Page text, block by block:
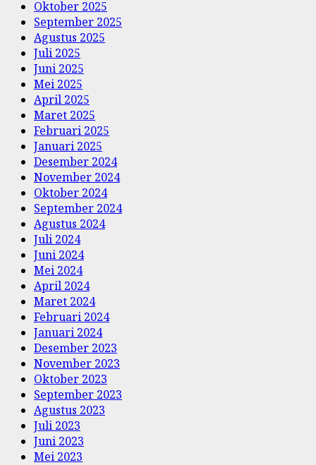
Oktober 2025
September 2025
Agustus 2025
Juli 2025
Juni 2025
Mei 2025
April 2025
Maret 2025
Februari 2025
Januari 2025
Desember 2024
November 2024
Oktober 2024
September 2024
Agustus 2024
Juli 2024
Juni 2024
Mei 2024
April 2024
Maret 2024
Februari 2024
Januari 2024
Desember 2023
November 2023
Oktober 2023
September 2023
Agustus 2023
Juli 2023
Juni 2023
Mei 2023